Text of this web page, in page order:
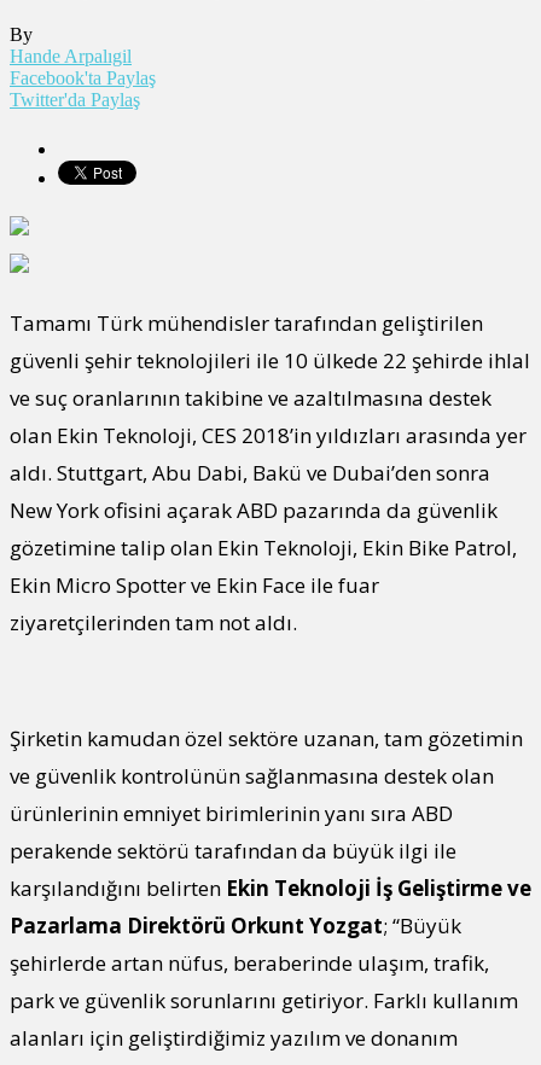
By
Hande Arpalıgil
Facebook'ta Paylaş
Twitter'da Paylaş
Tamamı Türk mühendisler tarafından geliştirilen
güvenli şehir teknolojileri ile 10 ülkede 22 şehirde ihlal
ve suç oranlarının takibine ve azaltılmasına destek
olan Ekin Teknoloji, CES 2018’in yıldızları arasında yer
aldı. Stuttgart, Abu Dabi, Bakü ve Dubai’den sonra
New York ofisini açarak ABD pazarında da güvenlik
gözetimine talip olan Ekin Teknoloji, Ekin Bike Patrol,
Ekin Micro Spotter ve Ekin Face ile fuar
ziyaretçilerinden tam not aldı.
Şirketin kamudan özel sektöre uzanan, tam gözetimin
ve güvenlik kontrolünün sağlanmasına destek olan
ürünlerinin emniyet birimlerinin yanı sıra ABD
perakende sektörü tarafından da büyük ilgi ile
karşılandığını belirten Ekin Teknoloji İş Geliştirme ve
Pazarlama Direktörü Orkunt Yozgat; “Büyük
şehirlerde artan nüfus, beraberinde ulaşım, trafik,
park ve güvenlik sorunlarını getiriyor. Farklı kullanım
alanları için geliştirdiğimiz yazılım ve donanım